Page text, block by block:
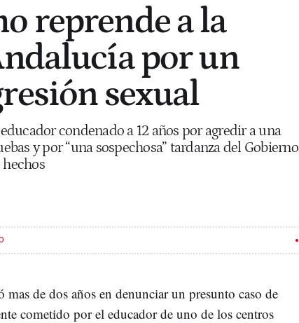
reprende a la
por un
sexual
condenado a 12 años por agredir a una
y por “una sospechosa” tardanza del Gobierno
de dos años en denunciar un presunto caso de
cometido por el educador de uno de los centros